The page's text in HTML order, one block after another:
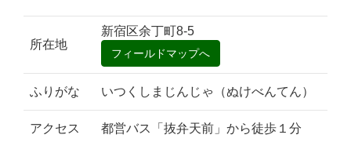
所在地
新宿区余丁町8-5
ふりがな いつくしまじんじゃ（ぬけべんてん）
アクセス 都営バス「抜弁天前」から徒歩１分